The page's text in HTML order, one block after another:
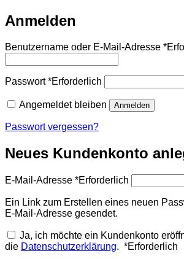
Anmelden
Benutzername oder E-Mail-Adresse *
Passwort*Erforderlich
Angemeldet bleiben Anmelden
Passwort vergessen?
Neues Kundenkonto
E-Mail-Adresse *Erforderlich
Ein Link zum Erstellen eines neuen
E-Mail-Adresse gesendet.
Ja, ich möchte ein Kundenkonto
die Datenschutzerklärung. *Erforderlich